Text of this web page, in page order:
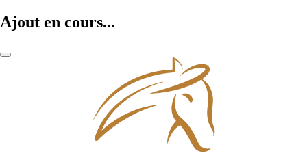
Ajout en cours...